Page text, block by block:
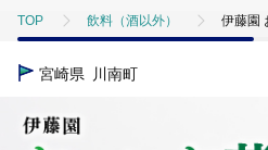
TOP 飲料（酒以外） 伊藤園
TOP
宮崎県 川南町